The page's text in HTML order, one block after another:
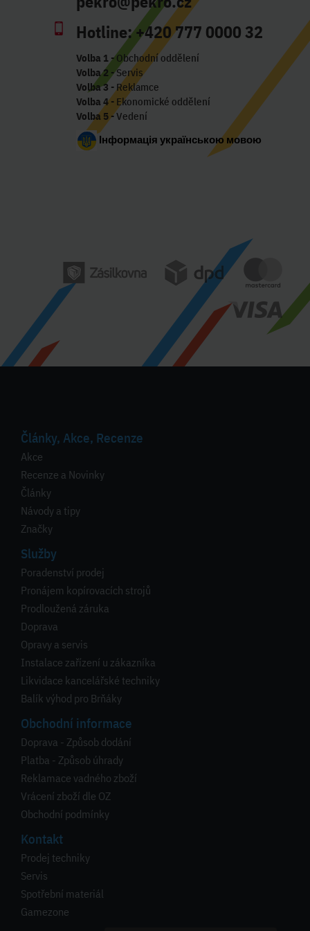
Hotline:+420 777 0000 32
Volba 1- Obchodní oddělení
Volba 2 - Servis
Volba 3 - Reklamce
Volba 4- Ekonomické oddělení
Volba 5- Vedení
Інформація українською мовою
Články, Akce, Recenze
Akce
Recenze a Novinky
Články
Návody a tipy
Značky
Služby
Poradenství prodej
Pronájem kopírovacích strojů
Prodloužená záruka
Doprava
Opravy a servis
Instalace zařízení u zákazníka
Likvidace kancelářské techniky
Balík výhod pro Brňáky
Obchodní informace
Doprava - Způsob dodání
Platba - Způsob úhrady
Reklamace vadného zboží
Vrácení zboží dle OZ
Obchodní podmínky
Kontakt
Prodej techniky
Servis
Spotřební materiál
Gamezone